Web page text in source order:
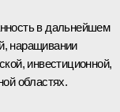
в дальнейшем
наращивании
инвестиционной,
областях.